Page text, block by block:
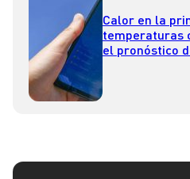
Calor en la
temperaturas
el pronóstico